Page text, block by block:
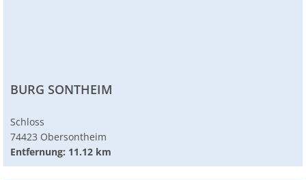
BURG SONTHEIM
Schloss
74423 Obersontheim
Entfernung: 11.12 km